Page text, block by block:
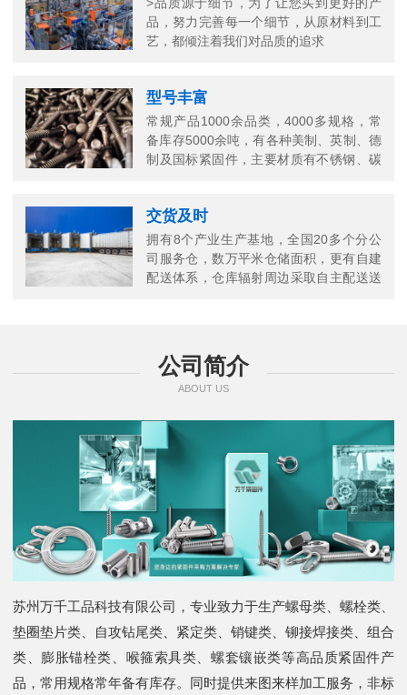
品，努力完善每一个细节，从原材料到工
艺，都倾注着我们对品质的追求
型号丰富
常规产品1000余品类，4000多规格，常
备库存5000余吨，有各种美制、英制、德
制及国标紧固件，主要材质有不锈钢、碳
交货及时
拥有8个产业生产基地，全国20多个分公
司服务仓，数万平米仓储面积，更有自建
配送体系，仓库辐射周边采取自主配送送
公司简介
ABOUT US
苏州万千工品科技有限公司，专业致力于生产螺母类、螺栓类、
垫圈垫片类、自攻钻尾类、紧定类、销键类、铆接焊接类、组合
类、膨胀锚栓类、喉箍索具类、螺套镶嵌类等高品质紧固件产
品，常用规格常年备有库存。同时提供来图来样加工服务，非标